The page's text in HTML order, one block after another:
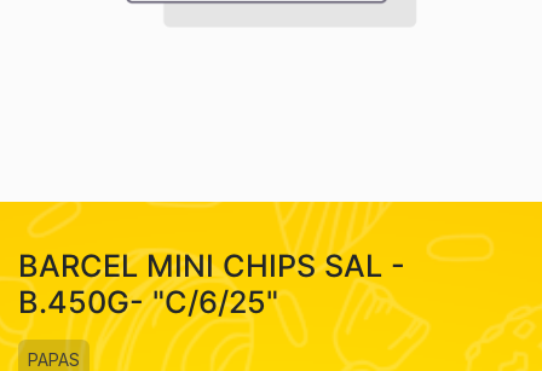
BARCEL MINI CHIPS SAL -
B.450G- "C/6/25"
PAPAS